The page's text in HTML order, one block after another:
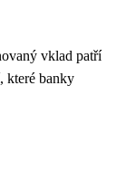
vklad patří
které banky